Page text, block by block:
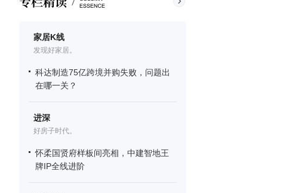
家居K线
发现好家居。
科达制造75亿跨境并购失败，问题出
在哪一关？
进深
好房子时代。
怀柔国贤府样板间亮相，中建智地王
牌IP全线进阶